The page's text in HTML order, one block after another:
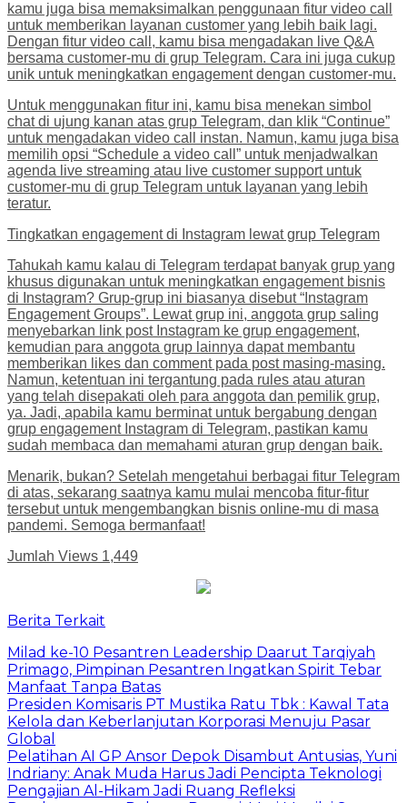
kamu juga bisa memaksimalkan penggunaan fitur video call
untuk memberikan layanan customer yang lebih baik lagi.
Dengan fitur video call, kamu bisa mengadakan live Q&A
bersama customer-mu di grup Telegram. Cara ini juga cukup
unik untuk meningkatkan engagement dengan customer-mu.
Untuk menggunakan fitur ini, kamu bisa menekan simbol
chat di ujung kanan atas grup Telegram, dan klik “Continue”
untuk mengadakan video call instan. Namun, kamu juga bisa
memilih opsi “Schedule a video call” untuk menjadwalkan
agenda live streaming atau live customer support untuk
customer-mu di grup Telegram untuk layanan yang lebih
teratur.
Tingkatkan engagement di Instagram lewat grup Telegram
Tahukah kamu kalau di Telegram terdapat banyak grup yang
khusus digunakan untuk meningkatkan engagement bisnis
di Instagram? Grup-grup ini biasanya disebut “Instagram
Engagement Groups”. Lewat grup ini, anggota grup saling
menyebarkan link post Instagram ke grup engagement,
kemudian para anggota grup lainnya dapat membantu
memberikan likes dan comment pada post masing-masing.
Namun, ketentuan ini tergantung pada rules atau aturan
yang telah disepakati oleh para anggota dan pemilik grup,
ya. Jadi, apabila kamu berminat untuk bergabung dengan
grup engagement Instagram di Telegram, pastikan kamu
sudah membaca dan memahami aturan grup dengan baik.
Menarik, bukan? Setelah mengetahui berbagai fitur Telegram
di atas, sekarang saatnya kamu mulai mencoba fitur-fitur
tersebut untuk mengembangkan bisnis online-mu di masa
pandemi. Semoga bermanfaat!
Jumlah Views 1,449
Berita Terkait
Milad ke-10 Pesantren Leadership Daarut Tarqiyah
Primago, Pimpinan Pesantren Ingatkan Spirit Tebar
Manfaat Tanpa Batas
Presiden Komisaris PT Mustika Ratu Tbk : Kawal Tata
Kelola dan Keberlanjutan Korporasi Menuju Pasar
Global
Pelatihan AI GP Ansor Depok Disambut Antusias, Yuni
Indriany: Anak Muda Harus Jadi Pencipta Teknologi
Pengajian Al-Hikam Jadi Ruang Refleksi